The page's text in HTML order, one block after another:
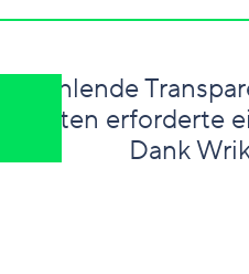
Die fehlende
Projekten erforderte
Dank